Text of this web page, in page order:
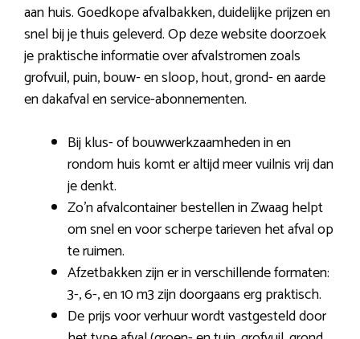
aan huis. Goedkope afvalbakken, duidelijke prijzen en
snel bij je thuis geleverd. Op deze website doorzoek
je praktische informatie over afvalstromen zoals
grofvuil, puin, bouw- en sloop, hout, grond- en aarde
en dakafval en service-abonnementen.
Bij klus- of bouwwerkzaamheden in en
rondom huis komt er altijd meer vuilnis vrij dan
je denkt.
Zo’n afvalcontainer bestellen in Zwaag helpt
om snel en voor scherpe tarieven het afval op
te ruimen.
Afzetbakken zijn er in verschillende formaten:
3-, 6-, en 10 m3 zijn doorgaans erg praktisch.
De prijs voor verhuur wordt vastgesteld door